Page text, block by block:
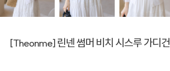
[Theonme] 린넨 썸머 비치 시스루 가디건